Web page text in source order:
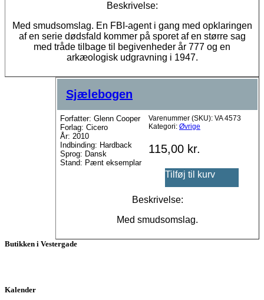
Beskrivelse:
Med smudsomslag. En FBI-agent i gang med opklaringen
af en serie dødsfald kommer på sporet af en større sag
med tråde tilbage til begivenheder år 777 og en
arkæologisk udgravning i 1947.
Sjælebogen
Forfatter: Glenn Cooper
Forlag: Cicero
År: 2010
Indbinding: Hardback
Sprog: Dansk
Stand: Pænt eksemplar
Varenummer (SKU): VA 4573
Kategori: Øvrige
115,00 kr.
Tilføj til kurv
Beskrivelse:
Med smudsomslag.
Butikken i Vestergade
Kalender